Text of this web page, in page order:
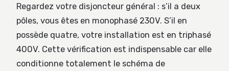
Regardez votre disjoncteur général : s’il a deux
pôles, vous êtes en monophasé 230V. S’il en
possède quatre, votre installation est en triphasé
400V. Cette vérification est indispensable car elle
conditionne totalement le schéma de